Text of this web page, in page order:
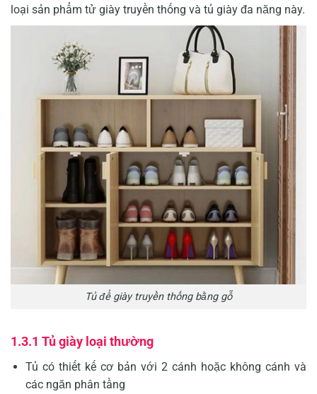
loại sản phẩm tử giày truyền thống và tủ giày đa năng này.
Tủ để giày truyền thống bằng gỗ
1.3.1 Tủ giày loại thường
Tủ có thiết kế cơ bản với 2 cánh hoặc không cánh và
các ngăn phân tầng